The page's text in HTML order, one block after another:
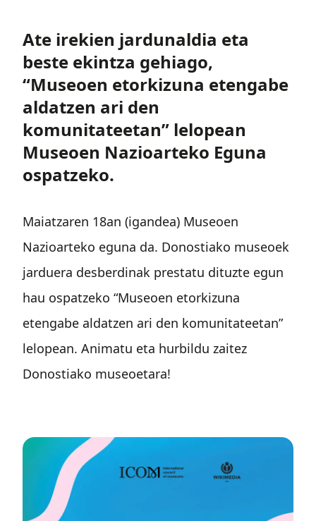
Ate irekien jardunaldia eta
beste ekintza gehiago,
“Museoen etorkizuna etengabe
aldatzen ari den
komunitateetan” lelopean
Museoen Nazioarteko Eguna
ospatzeko.
Maiatzaren 18an (igandea) Museoen
Nazioarteko eguna da. Donostiako museoek
jarduera desberdinak prestatu dituzte egun
hau ospatzeko “Museoen etorkizuna
etengabe aldatzen ari den komunitateetan”
lelopean. Animatu eta hurbildu zaitez
Donostiako museoetara!